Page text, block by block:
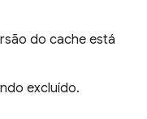
do cache está
excluído.